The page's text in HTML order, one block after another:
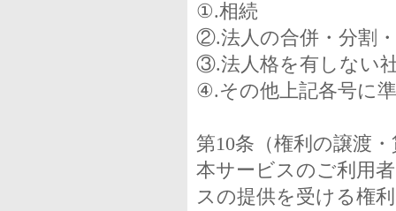
①.相続
②.法人の合併・分割
③.法人格を有しない
④.その他上記各号に
第10条（権利の譲渡
本サービスのご利用
スの提供を受ける権